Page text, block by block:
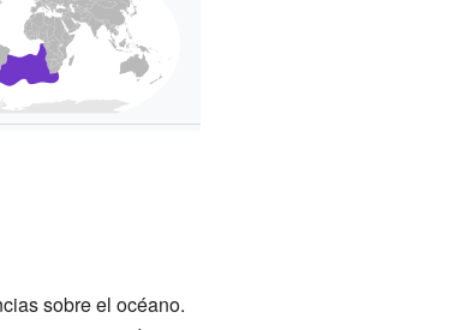
sobre el océano.